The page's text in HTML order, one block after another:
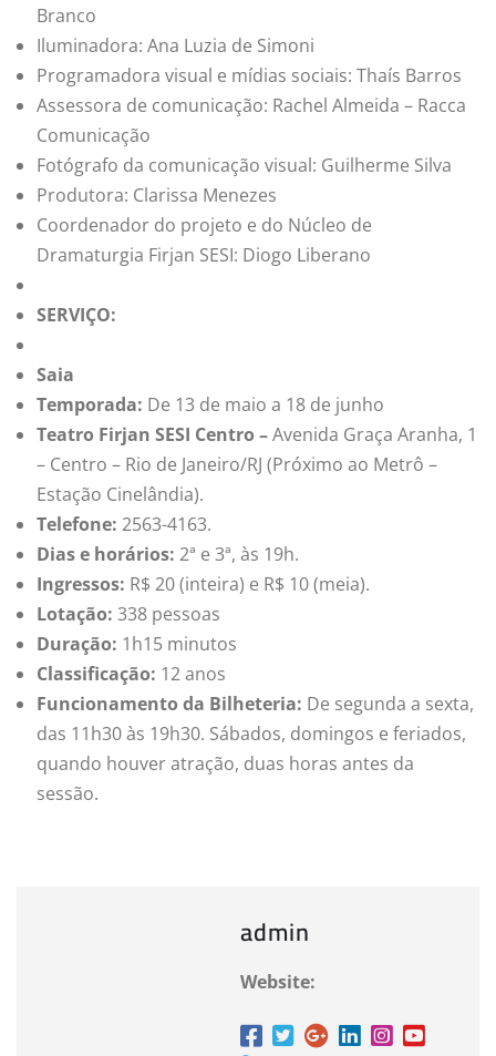
Branco
Iluminadora: Ana Luzia de Simoni
Programadora visual e mídias sociais: Thaís Barros
Assessora de comunicação: Rachel Almeida – Racca
Comunicação
Fotógrafo da comunicação visual: Guilherme Silva
Produtora: Clarissa Menezes
Coordenador do projeto e do Núcleo de
Dramaturgia Firjan SESI: Diogo Liberano
SERVIÇO:
Saia
Temporada: De 13 de maio a 18 de junho
Teatro Firjan SESI Centro –Avenida Graça Aranha, 1
– Centro – Rio de Janeiro/RJ (Próximo ao Metrô –
Estação Cinelândia).
Telefone: 2563-4163.
Dias e horários: 2ª e 3ª, às 19h.
Ingressos: R$ 20 (inteira) e R$ 10 (meia).
Lotação: 338 pessoas
Duração: 1h15 minutos
Classificação: 12 anos
Funcionamento da Bilheteria: De segunda a sexta,
das 11h30 às 19h30. Sábados, domingos e feriados,
quando houver atração, duas horas antes da
sessão.
admin
Website: